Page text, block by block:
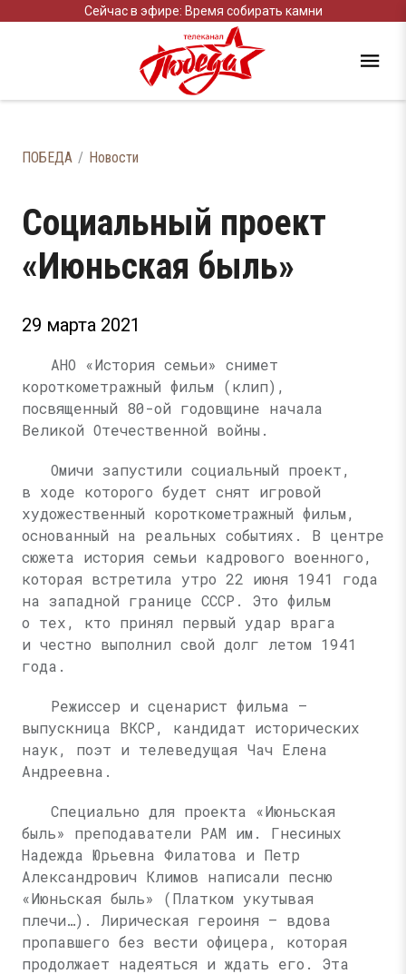
Сейчас в эфире: Время собирать камни
ПОБЕДА Новости
Социальный проект
«Июньская быль»
29 марта 2021
АНО «История семьи» снимет
короткометражный фильм (клип),
посвященный 80-ой годовщине начала
Великой Отечественной войны.
Омичи запустили социальный проект,
в ходе которого будет снят игровой
художественный короткометражный фильм,
основанный на реальных событиях. В центре
сюжета история семьи кадрового военного,
которая встретила утро 22 июня 1941 года
на западной границе СССР. Это фильм
о тех, кто принял первый удар врага
и честно выполнил свой долг летом 1941
года.
Режиссер и сценарист фильма —
выпускница ВКСР, кандидат исторических
наук, поэт и телеведущая Чач Елена
Андреевна.
Специально для проекта «Июньская
быль» преподаватели РАМ им. Гнесиных
Надежда Юрьевна Филатова и Петр
Александрович Климов написали песню
«Июньская быль» (Платком укутывая
плечи…). Лирическая героиня — вдова
пропавшего без вести офицера, которая
продолжает надеяться и ждать его. Эта